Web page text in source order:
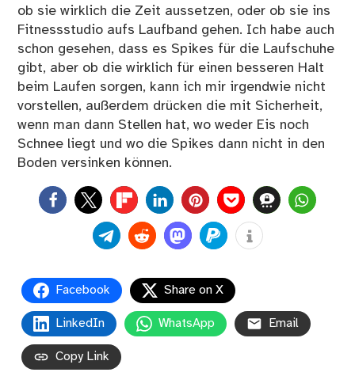
ob sie wirklich die Zeit aussetzen, oder ob sie ins
Fitnessstudio aufs Laufband gehen. Ich habe auch
schon gesehen, dass es Spikes für die Laufschuhe
gibt, aber ob die wirklich für einen besseren Halt
beim Laufen sorgen, kann ich mir irgendwie nicht
vorstellen, außerdem drücken die mit Sicherheit,
wenn man dann Stellen hat, wo weder Eis noch
Schnee liegt und wo die Spikes dann nicht in den
Boden versinken können.
0
Facebook Share on X
LinkedIn WhatsApp Email
Copy Link